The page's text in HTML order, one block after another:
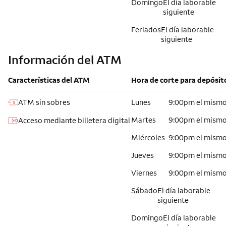
DomingoEl día laborable
siguiente
FeriadosEl día laborable
siguiente
Información del ATM
Características del ATM
ATM sin sobres
Acceso mediante billetera digital
Hora de corte para
Lunes
9:00pm el
Martes
9:00pm el
Miércoles 9:00pm el
Jueves
9:00pm el
Viernes
9:00pm el
SábadoEl día laborable
siguiente
DomingoEl día laborable